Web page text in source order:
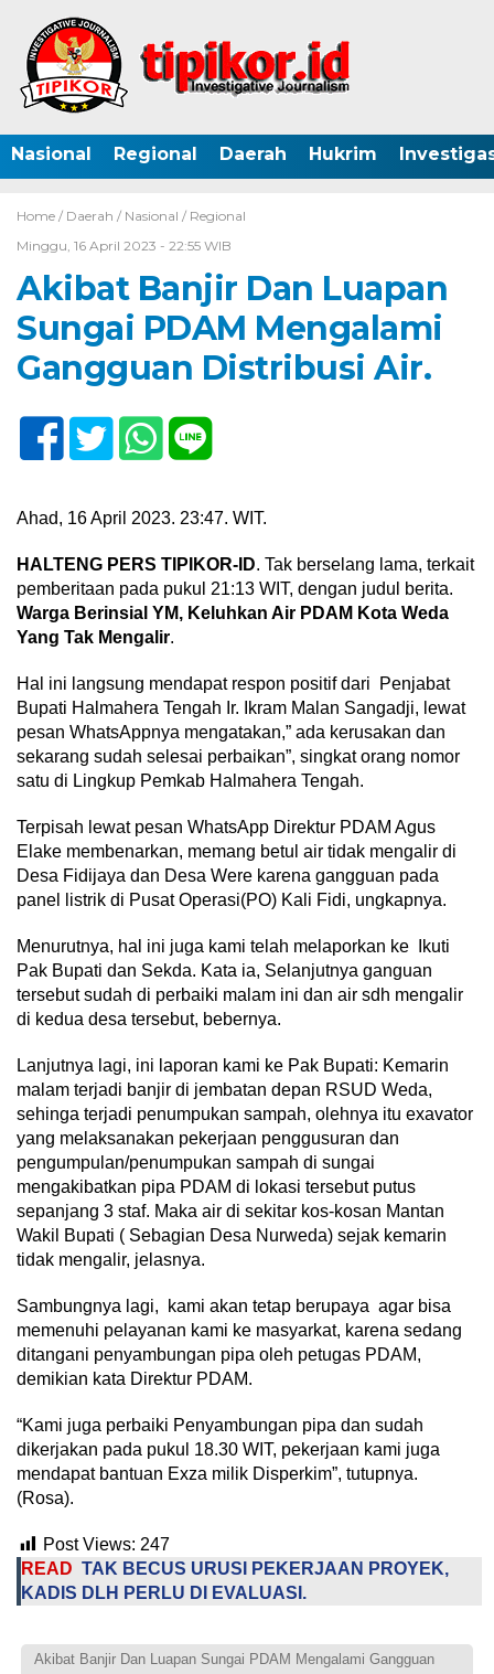
Nasional Regional Daerah Hukrim
Home / Daerah / Nasional / Regional
Minggu, 16 April 2023 - 22:55 WIB
Akibat Banjir Dan Luapan
Sungai PDAM Mengalami
Gangguan Distribusi Air.
Ahad, 16 April 2023. 23:47. WIT.
HALTENG PERS TIPIKOR-ID. Tak berselang lama, terkait
pemberitaan pada pukul 21:13 WIT, dengan judul berita.
Warga Berinsial YM, Keluhkan Air PDAM Kota Weda
Yang Tak Mengalir.
Hal ini langsung mendapat respon positif dari Penjabat
Bupati Halmahera Tengah Ir. Ikram Malan Sangadji, lewat
pesan WhatsAppnya mengatakan,” ada kerusakan dan
sekarang sudah selesai perbaikan”, singkat orang nomor
satu di Lingkup Pemkab Halmahera Tengah.
Terpisah lewat pesan WhatsApp Direktur PDAM Agus
Elake membenarkan, memang betul air tidak mengalir di
Desa Fidijaya dan Desa Were karena gangguan pada
panel listrik di Pusat Operasi(PO) Kali Fidi, ungkapnya.
Menurutnya, hal ini juga kami telah melaporkan ke Ikuti
Pak Bupati dan Sekda. Kata ia, Selanjutnya ganguan
tersebut sudah di perbaiki malam ini dan air sdh mengalir
di kedua desa tersebut, bebernya.
Lanjutnya lagi, ini laporan kami ke Pak Bupati: Kemarin
malam terjadi banjir di jembatan depan RSUD Weda,
sehinga terjadi penumpukan sampah, olehnya itu exavator
yang melaksanakan pekerjaan penggusuran dan
pengumpulan/penumpukan sampah di sungai
mengakibatkan pipa PDAM di lokasi tersebut putus
sepanjang 3 staf. Maka air di sekitar kos-kosan Mantan
Wakil Bupati ( Sebagian Desa Nurweda) sejak kemarin
tidak mengalir, jelasnya.
Sambungnya lagi, kami akan tetap berupaya agar bisa
memenuhi pelayanan kami ke masyarkat, karena sedang
ditangani penyambungan pipa oleh petugas PDAM,
demikian kata Direktur PDAM.
“Kami juga perbaiki Penyambungan pipa dan sudah
dikerjakan pada pukul 18.30 WIT, pekerjaan kami juga
mendapat bantuan Exza milik Disperkim”, tutupnya.
(Rosa).
Post Views: 247
READ TAK BECUS URUSI PEKERJAAN PROYEK,
KADIS DLH PERLU DI EVALUASI.
Akibat Banjir Dan Luapan Sungai PDAM Mengalami Gangguan